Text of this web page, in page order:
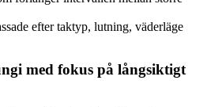
efter taktyp, lutning, väderläge
med fokus på långsiktigt